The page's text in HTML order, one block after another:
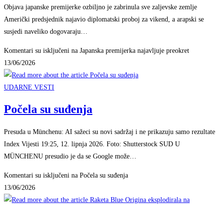
Objava japanske premijerke ozbiljno je zabrinula sve zaljevske zemlje
Američki predsjednik najavio diplomatski proboj za vikend, a arapski se
susjedi naveliko dogovaraju…
Komentari su isključeni na Japanska premijerka najavljuje preokret
13/06/2026
UDARNE VESTI
Počela su suđenja
Presuda u Münchenu: AI sažeci su novi sadržaj i ne prikazuju samo rezultate
Index Vijesti 19:25, 12. lipnja 2026. Foto: Shutterstock SUD U
MÜNCHENU presudio je da se Google može…
Komentari su isključeni na Počela su suđenja
13/06/2026